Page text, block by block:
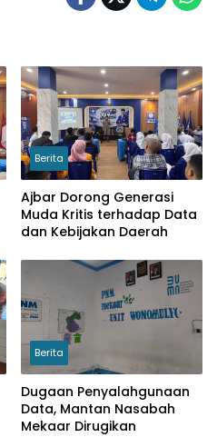
Berita
Ajbar Dorong Generasi
Muda Kritis terhadap Data
dan Kebijakan Daerah
Berita
Dugaan Penyalahgunaan
Data, Mantan Nasabah
Mekaar Dirugikan